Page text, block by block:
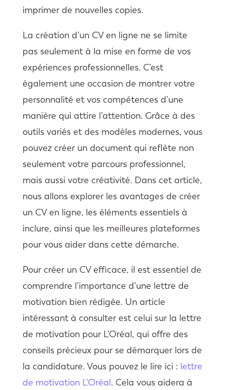
imprimer de nouvelles copies.
La création d’un CV en ligne ne se limite
pas seulement à la mise en forme de vos
expériences professionnelles. C’est
également une occasion de montrer votre
personnalité et vos compétences d’une
manière qui attire l’attention. Grâce à des
outils variés et des modèles modernes, vous
pouvez créer un document qui reflète non
seulement votre parcours professionnel,
mais aussi votre créativité. Dans cet article,
nous allons explorer les avantages de créer
un CV en ligne, les éléments essentiels à
inclure, ainsi que les meilleures plateformes
pour vous aider dans cette démarche.
Pour créer un CV efficace, il est essentiel de
comprendre l’importance d’une lettre de
motivation bien rédigée. Un article
intéressant à consulter est celui sur la lettre
de motivation pour L’Oréal, qui offre des
conseils précieux pour se démarquer lors de
la candidature. Vous pouvez le lire ici : lettre
de motivation L’Oréal. Cela vous aidera à